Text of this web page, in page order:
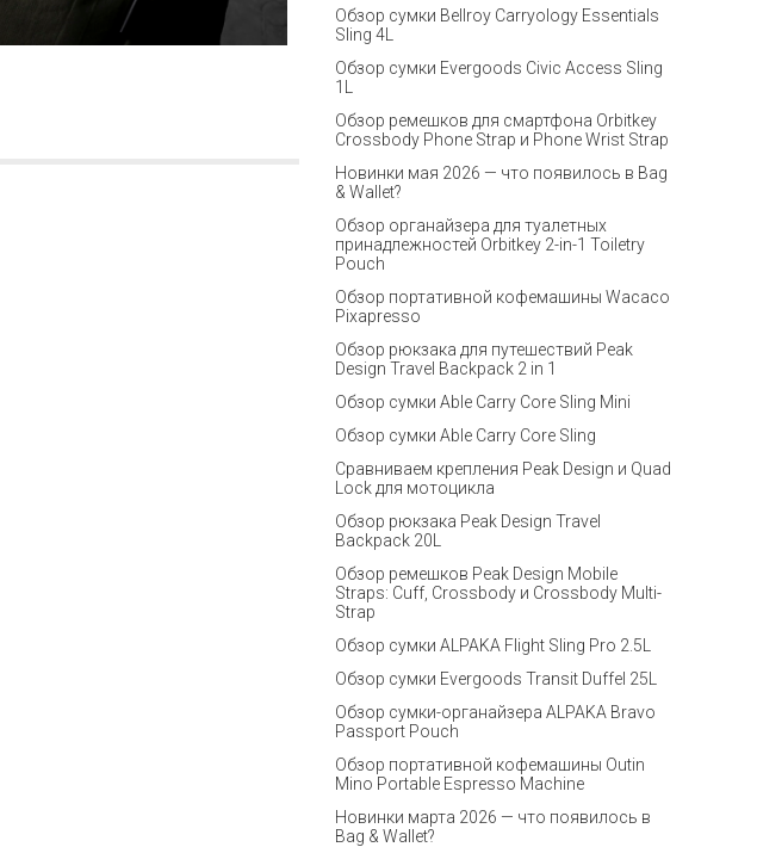
Обзор сумки Bellroy Carryology Essentials
Sling 4L
Обзор сумки Evergoods Civic Access Sling
1L
Обзор ремешков для смартфона Orbitkey
Crossbody Phone Strap и Phone Wrist Strap
Новинки мая 2026 — что появилось в Bag
& Wallet?
Обзор органайзера для туалетных
принадлежностей Orbitkey 2-in-1 Toiletry
Pouch
Обзор портативной кофемашины Wacaco
Pixapresso
Обзор рюкзака для путешествий Peak
Design Travel Backpack 2 in 1
Обзор сумки Able Carry Core Sling Mini
Обзор сумки Able Carry Core Sling
Сравниваем крепления Peak Design и Quad
Lock для мотоцикла
Обзор рюкзака Peak Design Travel
Backpack 20L
Обзор ремешков Peak Design Mobile
Straps: Cuff, Crossbody и Crossbody Multi-
Strap
Обзор сумки ALPAKA Flight Sling Pro 2.5L
Обзор сумки Evergoods Transit Duffel 25L
Обзор сумки-органайзера ALPAKA Bravo
Passport Pouch
Обзор портативной кофемашины Outin
Mino Portable Espresso Machine
Новинки марта 2026 — что появилось в
Bag & Wallet?